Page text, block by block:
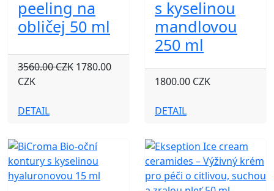
peeling na
obličej 50 ml
3560.00 CZK 1780.00
CZK
DETAIL
s kyselinou
mandlovou
250 ml
1800.00 CZK
DETAIL